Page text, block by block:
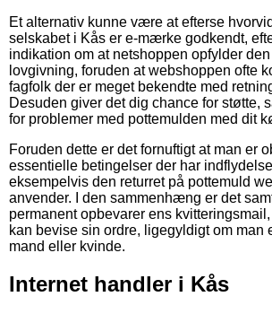
Et alternativ kunne være at efterse
selskabet i Kås er e-mærke godkendt,
indikation om at netshoppen opfylder
lovgivning, foruden at webshoppen ofte
fagfolk der er meget bekendte med
Desuden giver det dig chance for støtte,
for problemer med pottemulden med dit
Foruden dette er det fornuftigt at man er
essentielle betingelser der har
eksempelvis den returret på pottemuld
anvender. I den sammenhæng er det
permanent opbevarer ens
kan bevise sin ordre, ligegyldigt om man
mand eller kvinde.
Internet handler i Kås